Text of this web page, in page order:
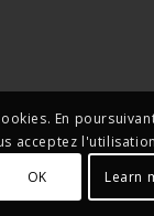
En
acceptez
OK
Learn